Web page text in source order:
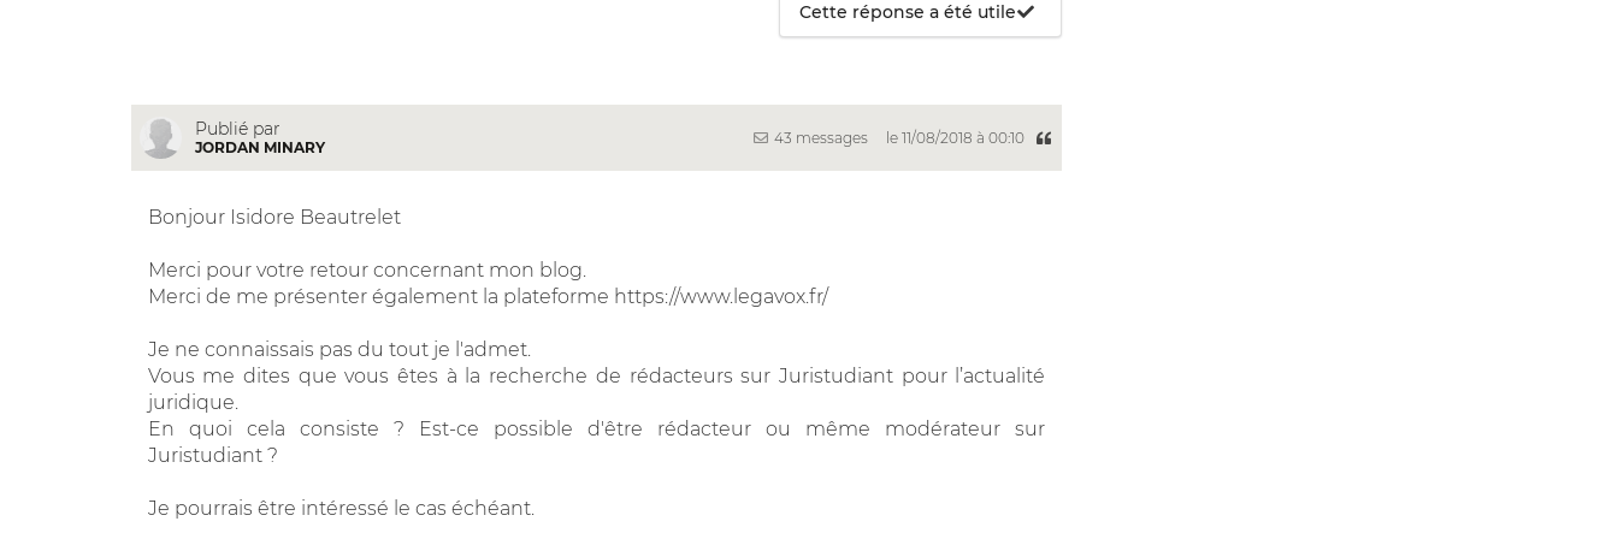
Cette réponse a été utile
Publié par
JORDAN MINARY
43 messages le 11/08/2018 à 00:10
Bonjour Isidore Beautrelet
Merci pour votre retour concernant mon blog.
Merci de me présenter également la plateforme https://www.legavox.fr/
Je ne connaissais pas du tout je l'admet.
Vous me dites que vous êtes à la recherche de rédacteurs sur Juristudiant pour l’actualité
juridique.
En quoi cela consiste ? Est-ce possible d'être rédacteur ou même modérateur sur
Juristudiant ?
Je pourrais être intéressé le cas échéant.